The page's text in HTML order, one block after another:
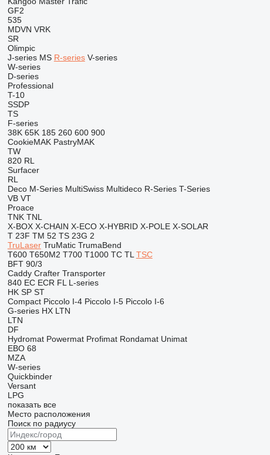
GF2
535
MDVN VRK
SR
Olimpic
J-series MS R-series V-series
W-series
D-series
Professional
T-10
SSDP
TS
F-series
38K 65K 185 260 600 900
CookieMAK PastryMAK
TW
820 RL
Surfacer
RL
Deco M-Series MultiSwiss Multideco R-Series T-Series
VB VT
Proace
TNK TNL
X-BOX X-CHAIN X-ECO X-HYBRID X-POLE X-SOLAR
T 23F TM 52 TS 23G 2
TruLaser TruMatic TrumaBend
T600 T650M2 T700 T1000 TC TL TSC
BFT 90/3
Caddy Crafter Transporter
840 EC ECR FL L-series
HK SP ST
Compact Piccolo I-4 Piccolo I-5 Piccolo I-6
G-series HX LTN
LTN
DF
Hydromat Powermat Profimat Rondamat Unimat
EBO 68
MZA
W-series
Quickbinder
Versant
LPG
показать все
Место расположения
Поиск по радиусу